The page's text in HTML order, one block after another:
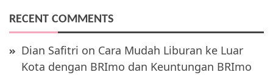
RECENT COMMENTS
Dian Safitri on Cara Mudah Liburan ke Luar
Kota dengan BRImo dan Keuntungan BRImo